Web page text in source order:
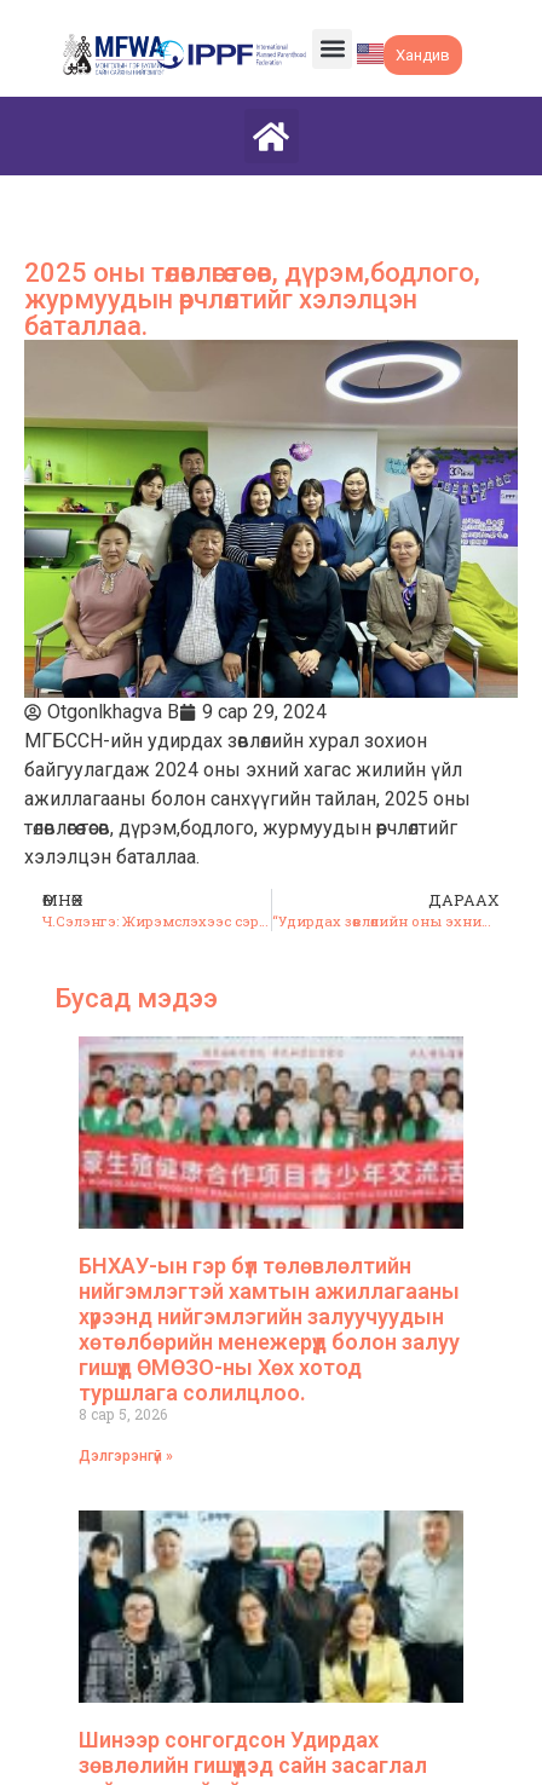
Хандив
2025 оны төлөвлөгөө төсөв, дүрэм,бодлого,
журмуудын өөрчлөлтийг хэлэлцэн
баталлаа.
Otgonlkhagva B
9 сар 29, 2024
МГБССН-ийн удирдах зөвлөлийн хурал зохион
байгуулагдаж 2024 оны эхний хагас жилийн үйл
ажиллагааны болон санхүүгийн тайлан, 2025 оны
төлөвлөгөө төсөв, дүрэм,бодлого, журмуудын өөрчлөлтийг
хэлэлцэн баталлаа.
ӨМНӨХ
Ч.Сэлэнгэ: Жирэмслэхээс сэргийлэх эм хэрэгслийн улсын төсөв нь Засгийн газрын эрүүл мэндийн нийт зардлын дөнгөж 0,02%-0,05%-ийг эзэлдэг
ДАРААХ
“Удирдах зөвлөлийн оны эхний улирлын ээлжит хурал амжилттай зохион байгуулагдлаа.”
Бусад мэдээ
БНХАУ-ын гэр бүл төлөвлөлтийн
нийгэмлэгтэй хамтын ажиллагааны
хүрээнд нийгэмлэгийн залуучуудын
хөтөлбөрийн менежерүүд болон залуу
гишүүд ӨМӨЗО-ны Хөх хотод
туршлага солилцлоо.
8 сар 5, 2026
Дэлгэрэнгүй »
Шинээр сонгогдсон Удирдах
зөвлөлийн гишүүдэд сайн засаглал